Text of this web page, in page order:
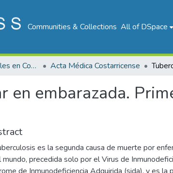
Communities & Collections All of DSpace
Revistas Nacionales en Costa Rica Acta Médica Costarricense
en embarazada.
es la segunda causa de muerte por
mundo, precedida solo por el Virus de